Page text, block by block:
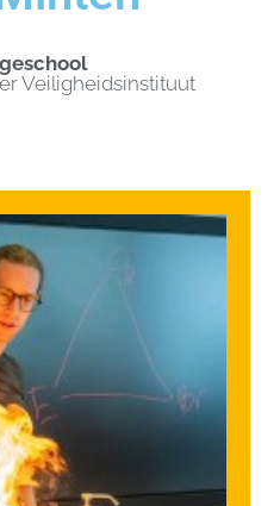
Veiligheidsinstituut